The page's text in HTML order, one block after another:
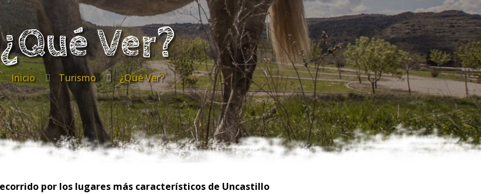
¿Qué Ver?
Inicio Turismo ¿Qué Ver?
por los lugares más característicos de Uncastillo